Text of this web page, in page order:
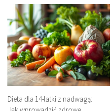
Dieta dla 14-latki z nadwagą: